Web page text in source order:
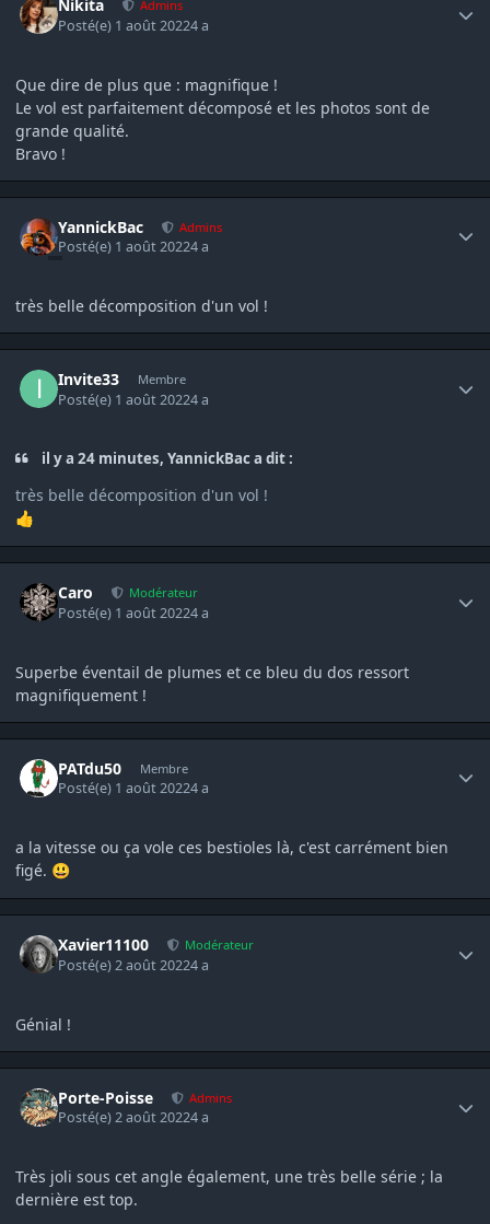
Nikita Admins
Posté(e) 1 août 20224 a
Que dire de plus que : magnifique !
Le vol est parfaitement décomposé et les photos sont de
grande qualité.
Bravo !
YannickBac Admins
Posté(e) 1 août 20224 a
très belle décomposition d'un vol !
Invite33 Membre
Posté(e) 1 août 20224 a
il y a 24 minutes, YannickBac a dit :
très belle décomposition d'un vol !
👍
Caro Modérateur
Posté(e) 1 août 20224 a
Superbe éventail de plumes et ce bleu du dos ressort
magnifiquement !
PATdu50 Membre
Posté(e) 1 août 20224 a
a la vitesse ou ça vole ces bestioles là, c'est carrément bien
figé. 😃
Xavier11100 Modérateur
Posté(e)2 août 20224 a
Génial !
Porte-Poisse Admins
Posté(e)2 août 20224 a
Très joli sous cet angle également, une très belle série ; la
dernière est top.